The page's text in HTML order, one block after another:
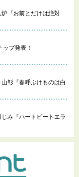
炉『お前とだけは絶対
プ発表！
彰『春呼ぶけものは白
み『ハートビートエラ